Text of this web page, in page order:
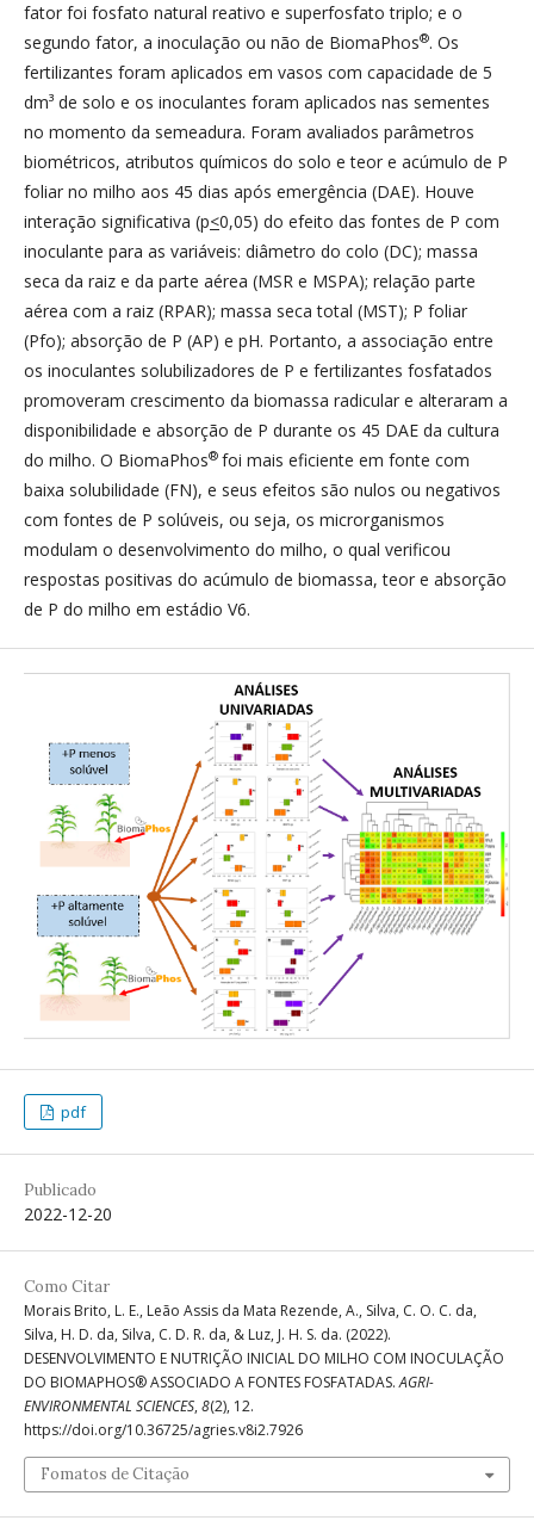
fator foi fosfato natural reativo e superfosfato triplo; e o
segundo fator, a inoculação ou não de BiomaPhos®. Os
fertilizantes foram aplicados em vasos com capacidade de 5
dm³ de solo e os inoculantes foram aplicados nas sementes
no momento da semeadura. Foram avaliados parâmetros
biométricos, atributos químicos do solo e teor e acúmulo de P
foliar no milho aos 45 dias após emergência (DAE). Houve
interação significativa (p<0,05) do efeito das fontes de P com
inoculante para as variáveis: diâmetro do colo (DC); massa
seca da raiz e da parte aérea (MSR e MSPA); relação parte
aérea com a raiz (RPAR); massa seca total (MST); P foliar
(Pfo); absorção de P (AP) e pH. Portanto, a associação entre
os inoculantes solubilizadores de P e fertilizantes fosfatados
promoveram crescimento da biomassa radicular e alteraram a
disponibilidade e absorção de P durante os 45 DAE da cultura
do milho. O BiomaPhos® foi mais eficiente em fonte com
baixa solubilidade (FN), e seus efeitos são nulos ou negativos
com fontes de P solúveis, ou seja, os microrganismos
modulam o desenvolvimento do milho, o qual verificou
respostas positivas do acúmulo de biomassa, teor e absorção
de P do milho em estádio V6.
pdf
Publicado
2022-12-20
Como Citar
Morais Brito, L. E., Leão Assis da Mata Rezende, A., Silva, C. O. C. da,
Silva, H. D. da, Silva, C. D. R. da, & Luz, J. H. S. da. (2022).
DESENVOLVIMENTO E NUTRIÇÃO INICIAL DO MILHO COM INOCULAÇÃO
DO BIOMAPHOS® ASSOCIADO A FONTES FOSFATADAS.AGRI-
ENVIRONMENTAL SCIENCES, 8(2), 12.
https://doi.org/10.36725/agries.v8i2.7926
Fomatos de Citação